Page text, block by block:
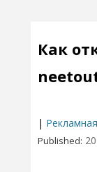
Как
|
Published: